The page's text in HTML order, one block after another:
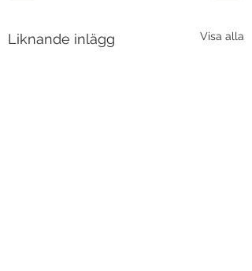
Liknande inlägg Visa alla